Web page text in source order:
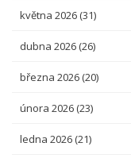
května 2026 (31)
dubna 2026 (26)
března 2026 (20)
února 2026 (23)
ledna 2026 (21)